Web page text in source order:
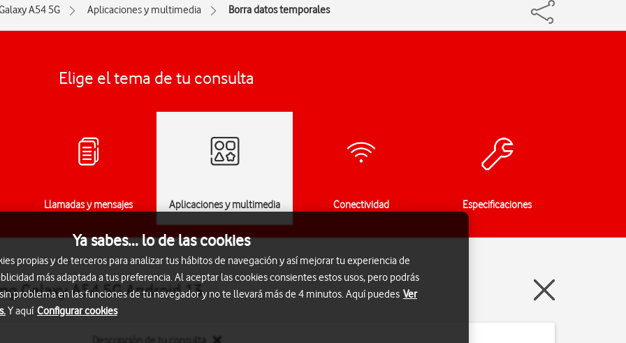
A54 5G Aplicaciones y multimedia Borra datos temporales
Elige el tema de tu consulta
Llamadas y mensajes Aplicaciones y multimedia Conectividad Especificaciones
Galaxy A54 5G Android 13
Ya sabes... lo de las cookies
propias y de terceros para analizar tus hábitos de navegación y así mejorar tu experiencia de
más adaptada a tus preferencia. Al aceptar las cookies consientes estos usos, pero podrás
problema en las funciones de tu navegador y no te llevará más de 4 minutos. Aquí puedes Ver
Y aquí Configurar cookies